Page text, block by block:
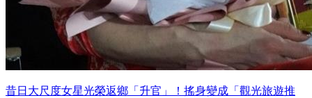
昔日大尺度女星光榮返鄉「升官」！搖身變成「觀光旅遊推